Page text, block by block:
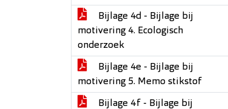
Bijlage 4d - Bijlage bij
motivering 4. Ecologisch
onderzoek
Bijlage 4e - Bijlage bij
motivering 5. Memo stikstof
Bijlage 4f - Bijlage bij